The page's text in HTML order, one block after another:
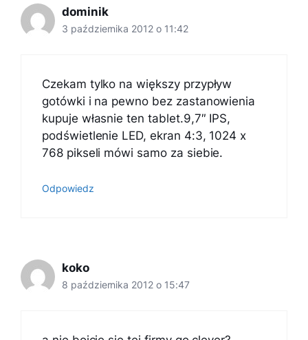
dominik
3 października 2012 o 11:42
Czekam tylko na większy przypływ
gotówki i na pewno bez zastanowienia
kupuje własnie ten tablet.9,7″ IPS,
podświetlenie LED, ekran 4:3, 1024 x
768 pikseli mówi samo za siebie.
Odpowiedz
koko
8 października 2012 o 15:47